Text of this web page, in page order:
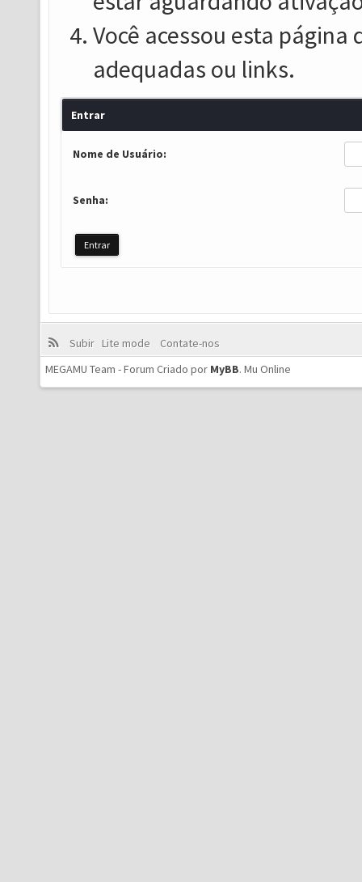
Você acessou esta
adequadas ou links.
Entrar
Nome de Usuário:
Senha:
Subir Lite mode
Contate-nos
MEGAMU Team - Forum Criado por MyBB. Mu Online